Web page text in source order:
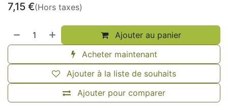
7,15 €(Hors taxes)
Ajouter au panier
Acheter maintenant
Ajouter pour comparer
Ajouter à la liste de souhaits